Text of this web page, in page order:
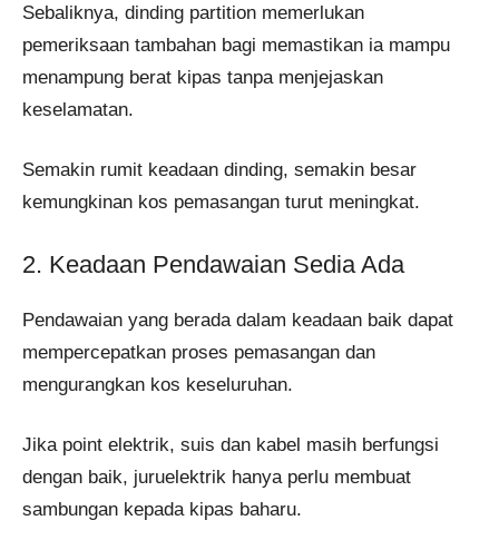
Sebaliknya, dinding partition memerlukan
pemeriksaan tambahan bagi memastikan ia mampu
menampung berat kipas tanpa menjejaskan
keselamatan.
Semakin rumit keadaan dinding, semakin besar
kemungkinan kos pemasangan turut meningkat.
2. Keadaan Pendawaian Sedia Ada
Pendawaian yang berada dalam keadaan baik dapat
mempercepatkan proses pemasangan dan
mengurangkan kos keseluruhan.
Jika point elektrik, suis dan kabel masih berfungsi
dengan baik, juruelektrik hanya perlu membuat
sambungan kepada kipas baharu.